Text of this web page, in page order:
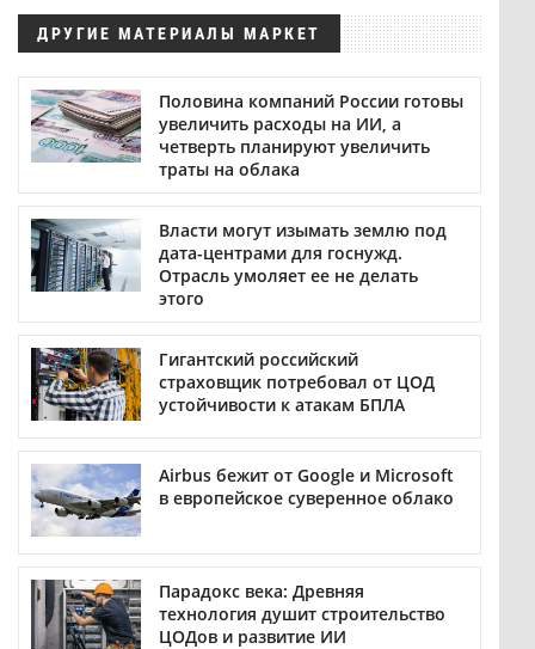
ДРУГИЕ МАТЕРИАЛЫ МАРКЕТ
Половина компаний России готовы
увеличить расходы на ИИ, а
четверть планируют увеличить
траты на облака
Власти могут изымать землю под
дата-центрами для госнужд.
Отрасль умоляет ее не делать
этого
Гигантский российский
страховщик потребовал от ЦОД
устойчивости к атакам БПЛА
Airbus бежит от Google и Microsoft
в европейское суверенное облако
Парадокс века: Древняя
технология душит строительство
ЦОДов и развитие ИИ